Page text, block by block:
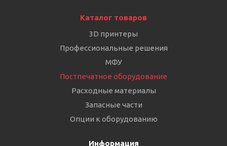
Каталог товаров
3D принтеры
Профессиональные решения
МФУ
Постпечатное оборудование
Расходные материалы
Запасные части
Опции к оборудованию
Информация